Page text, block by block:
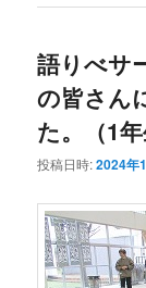
語りべサ
の皆さん
た。（1年
投稿日時:2024年